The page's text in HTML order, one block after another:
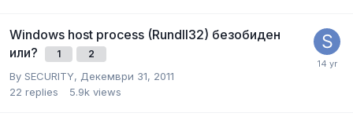
Windows host process (Rundll32) безобиден
или?
1 2
By SECURITY, Декември 31, 2011
22 replies 5.9k views